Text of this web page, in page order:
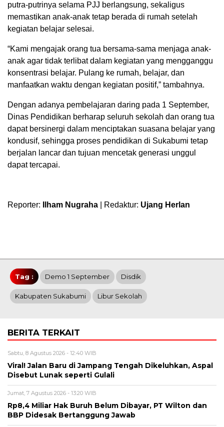
putra-putrinya selama PJJ berlangsung, sekaligus
memastikan anak-anak tetap berada di rumah setelah
kegiatan belajar selesai.
“Kami mengajak orang tua bersama-sama menjaga anak-
anak agar tidak terlibat dalam kegiatan yang mengganggu
konsentrasi belajar. Pulang ke rumah, belajar, dan
manfaatkan waktu dengan kegiatan positif,” tambahnya.
Dengan adanya pembelajaran daring pada 1 September,
Dinas Pendidikan berharap seluruh sekolah dan orang tua
dapat bersinergi dalam menciptakan suasana belajar yang
kondusif, sehingga proses pendidikan di Sukabumi tetap
berjalan lancar dan tujuan mencetak generasi unggul
dapat tercapai.
Reporter: Ilham Nugraha | Redaktur: Ujang Herlan
Tag : Demo 1 September Disdik
Kabupaten Sukabumi Libur Sekolah
BERITA TERKAIT
Sabtu, 8 Agustus 2026 - 12:40 WIB
Viral! Jalan Baru di Jampang Tengah Dikeluhkan, Aspal
Disebut Lunak seperti Gulali
Jumat, 7 Agustus 2026 - 13:20 WIB
Rp8,4 Miliar Hak Buruh Belum Dibayar, PT Wilton dan
BBP Didesak Bertanggung Jawab